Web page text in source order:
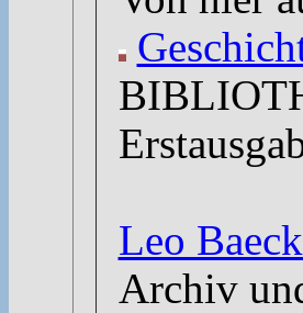
Leo
Archiv